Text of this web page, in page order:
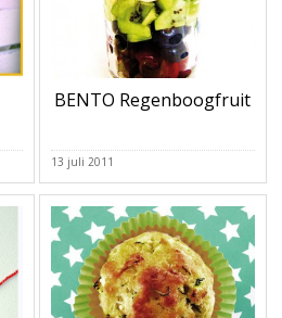
BENTO Regenboogfruit
13 juli 2011